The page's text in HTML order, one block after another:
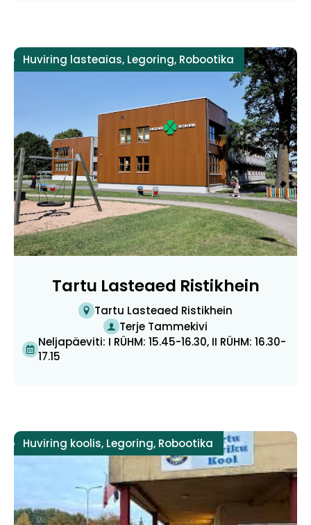
Huviring lasteaias, Legoring, Robootika
Tartu Lasteaed Ristikhein
Tartu Lasteaed Ristikhein
Terje Tammekivi
Neljapäeviti: I RÜHM: 15.45-16.30, II RÜHM: 16.30-
17.15
Huviring koolis, Legoring, Robootika